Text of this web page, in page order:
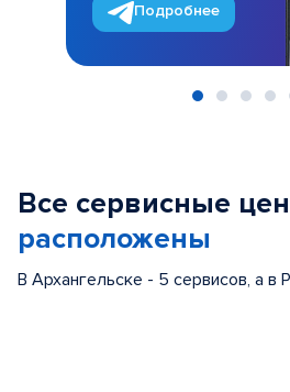
Подробнее
Все сервисные
расположены
В Архангельске - 5 сервисов, а в